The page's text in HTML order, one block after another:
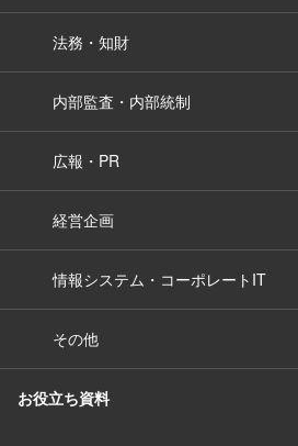
法務・知財
内部監査・内部統制
広報・PR
経営企画
情報システム・コーポレートIT
その他
お役立ち資料